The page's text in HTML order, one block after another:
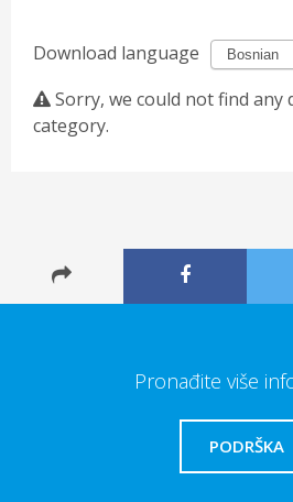
Download language
Sorry, we could not find any
category.
Pronađite više
PODRŠKA